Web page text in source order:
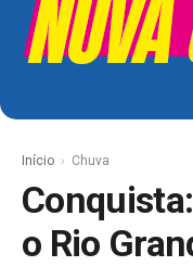
Início Chuva
o Rio